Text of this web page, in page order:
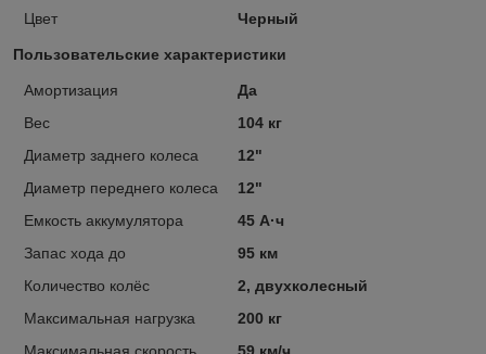
Цвет
Черный
Пользовательские характеристики
Амортизация
Да
Вес
104 кг
Диаметр заднего колеса
12"
Диаметр переднего колеса
12"
Емкость аккумулятора
45 А·ч
Запас хода до
95 км
Количество колёс
2, двухколесный
Максимальная нагрузка
200 кг
Максимальная скорость
59 км/ч